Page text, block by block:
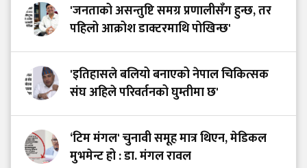
'जनताको असन्तुष्टि समग्र प्रणालीसँग हुन्छ, तर
पहिलो आक्रोश डाक्टरमाथि पोखिन्छ'
'इतिहासले बलियो बनाएको नेपाल चिकित्सक
संघ अहिले परिवर्तनको घुम्तीमा छ'
‘टिम मंगल' चुनावी समूह मात्र थिएन, मेडिकल
मुभमेन्ट हो : डा. मंगल रावल